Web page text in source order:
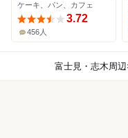
ケーキ、パン、カフェ
3.72
456人